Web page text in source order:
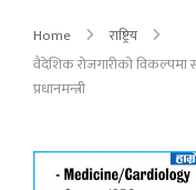
Home
राष्ट्रिय
वैदेशिक रोजगारीको विकल्पमा
प्रधानमन्त्री